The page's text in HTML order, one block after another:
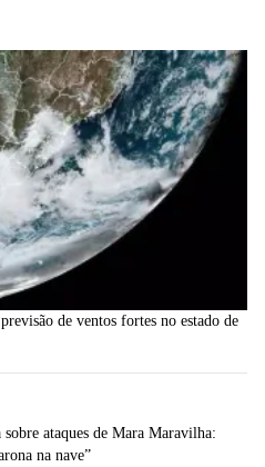
de ventos fortes no estado de
sobre ataques de Mara Maravilha:
na nave”